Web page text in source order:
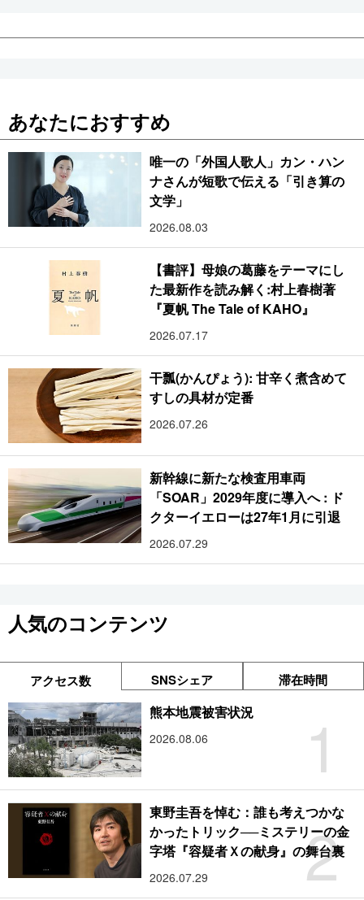
あなたにおすすめ
唯一の「外国人歌人」カン・ハン
ナさんが短歌で伝える「引き算の
文学」
2026.08.03
【書評】母娘の葛藤をテーマにし
た最新作を読み解く:村上春樹著
『夏帆 The Tale of KAHO』
2026.07.17
干瓢(かんぴょう): 甘辛く煮含めて
すしの具材が定番
2026.07.26
新幹線に新たな検査用車両
「SOAR」2029年度に導入へ : ド
クターイエローは27年1月に引退
2026.07.29
人気のコンテンツ
アクセス数 SNSシェア 滞在時間
1
熊本地震被害状況
2026.08.06
2
東野圭吾を悼む：誰も考えつかな
かったトリック──ミステリーの金
字塔『容疑者Ｘの献身』の舞台裏
2026.07.29